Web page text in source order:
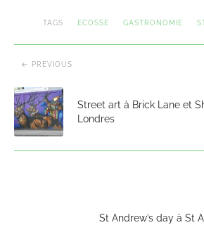
TAGS ECOSSE GASTRONOMIE
PREVIOUS
Street art à Brick Lane et
Londres
St Andrew’s day à St